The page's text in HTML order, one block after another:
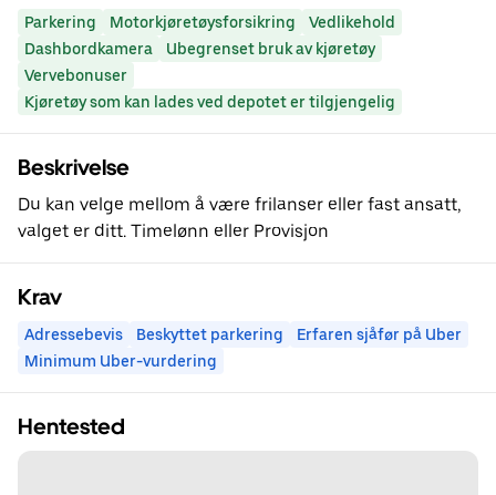
Parkering Motorkjøretøysforsikring
Vedlikehold
Dashbordkamera
Ubegrenset bruk av kjøretøy
Vervebonuser
Kjøretøy som kan lades ved depotet er tilgjengelig
Beskrivelse
Du kan velge mellom å være frilanser eller fast ansatt,
valget er ditt. Timelønn eller Provisjon
Krav
Adressebevis Beskyttet parkering
Erfaren sjåfør på Uber
Minimum Uber-vurdering
Hentested